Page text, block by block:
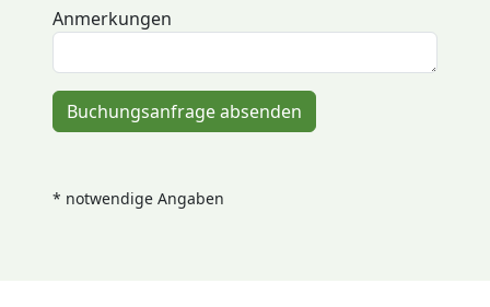
Anmerkungen
Buchungsanfrage absenden
* notwendige Angaben